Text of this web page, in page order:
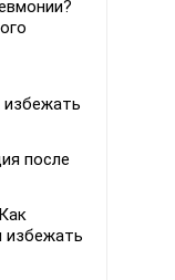
избежать
после
избежать